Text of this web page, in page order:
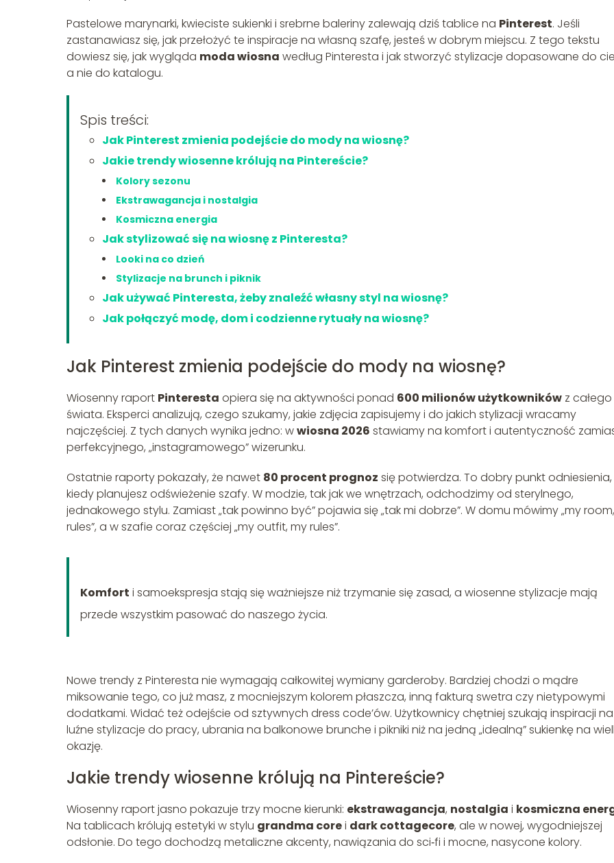
Pastelowe marynarki, kwieciste sukienki i srebrne baleriny zalewają dziś tablice na Pinterest. Jeśli
zastanawiasz się, jak przełożyć te inspiracje na własną szafę, jesteś w dobrym miejscu. Z tego tekstu
dowiesz się, jak wygląda moda wiosna według Pinteresta i jak stworzyć stylizacje dopasowane do
a nie do katalogu.
Spis treści:
Jak Pinterest zmienia podejście do mody na wiosnę?
Jakie trendy wiosenne królują na Pintereście?
Kolory sezonu
Ekstrawagancja i nostalgia
Kosmiczna energia
Jak stylizować się na wiosnę z Pinteresta?
Looki na co dzień
Stylizacje na brunch i piknik
Jak używać Pinteresta, żeby znaleźć własny styl na wiosnę?
Jak połączyć modę, dom i codzienne rytuały na wiosnę?
Jak Pinterest zmienia podejście do mody na wiosnę?
Wiosenny raport Pinteresta opiera się na aktywności ponad 600 milionów użytkowników z całego
świata. Eksperci analizują, czego szukamy, jakie zdjęcia zapisujemy i do jakich stylizacji wracamy
najczęściej. Z tych danych wynika jedno: wwiosna 2026 stawiamy na komfort i autentyczność
perfekcyjnego, „instagramowego” wizerunku.
Ostatnie raporty pokazały, że nawet 80 procent prognoz się potwierdza. To dobry punkt odniesienia,
kiedy planujesz odświeżenie szafy. W modzie, tak jak we wnętrzach, odchodzimy od sterylnego,
jednakowego stylu. Zamiast „tak powinno być” pojawia się „tak mi dobrze”. W domu mówimy „my
rules”, a w szafie coraz częściej „my outfit, my rules”.
Komfort i samoekspresja stają się ważniejsze niż trzymanie się zasad, a wiosenne stylizacje mają
przede wszystkim pasować do naszego życia.
Nowe trendy z Pinteresta nie wymagają całkowitej wymiany garderoby. Bardziej chodzi o mądre
miksowanie tego, co już masz, z mocniejszym kolorem płaszcza, inną fakturą swetra czy nietypowymi
dodatkami. Widać też odejście od sztywnych dress code’ów. Użytkownicy chętniej szukają inspiracji na
luźne stylizacje do pracy, ubrania na balkonowe brunche i pikniki niż na jedną „idealną” sukienkę na
okazję.
Jakie trendy wiosenne królują na Pintereście?
Wiosenny raport jasno pokazuje trzy mocne kierunki: ekstrawagancja, nostalgia i kosmiczna
Na tablicach królują estetyki w stylu grandma corei dark cottagecore, ale w nowej, wygodniejszej
odsłonie. Do tego dochodzą metaliczne akcenty, nawiązania do sci‑fi i mocne, nasycone kolory.